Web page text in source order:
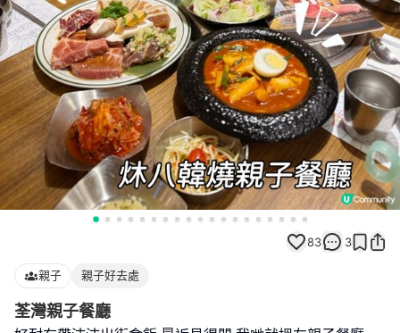
83 3
親子 親子好去處
荃灣親子餐廳